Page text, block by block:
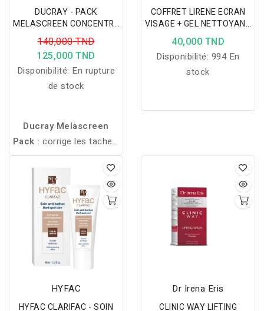
DUCRAY - PACK
MELASCREEN CONCENTRÉ
ANTI-TÂCHES + CRÈME
SPF50+ OFFERTE
140,000 TND
125,000 TND
Disponibilité: En rupture
de stock
Ducray Melascreen
Pack : corrige les taches,
hydrate intensément et
protège la peau avec une
protection solaire
SPF50+ offerte.
COFFRET LIRENE ECRAN
VISAGE + GEL NETTOYANT
ECLAIRCISSANT
40,000 TND
Disponibilité: 994 En
stock
HYFAC
HYFAC CLARIFAC - SOIN
Dr Irena Eris
CLINIC WAY LIFTING